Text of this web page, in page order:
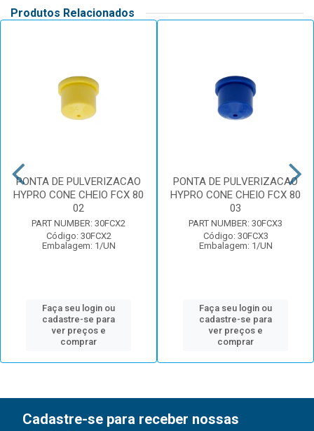
Produtos Relacionados
PONTA DE PULVERIZACAO
HYPRO CONE CHEIO FCX 80
02
PART NUMBER: 30FCX2
Código: 30FCX2
Embalagem: 1/UN
Faça seu login ou
cadastre-se para
ver preços e
comprar
PONTA DE PULVERIZACAO
HYPRO CONE CHEIO FCX 80
03
PART NUMBER: 30FCX3
Código: 30FCX3
Embalagem: 1/UN
Faça seu login ou
cadastre-se para
ver preços e
comprar
Cadastre-se para receber nossas